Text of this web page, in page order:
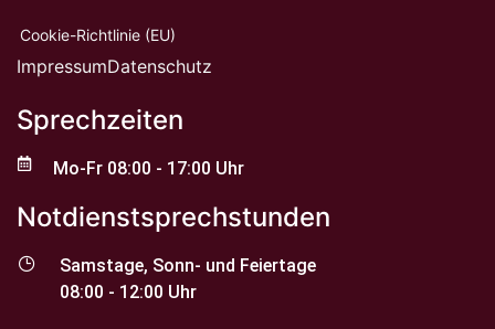
Cookie-Richtlinie (EU)
ImpressumDatenschutz
Sprechzeiten
Mo-Fr 08:00 - 17:00 Uhr
Notdienstsprechstunden
Samstage, Sonn- und Feiertage
08:00 - 12:00 Uhr